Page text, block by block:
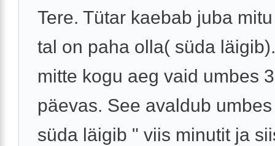
Tere. Tütar kaebab juba
tal on paha olla( süda
mitte kogu aeg vaid umbes
päevas. See avaldub
süda läigib " viis minutit ja